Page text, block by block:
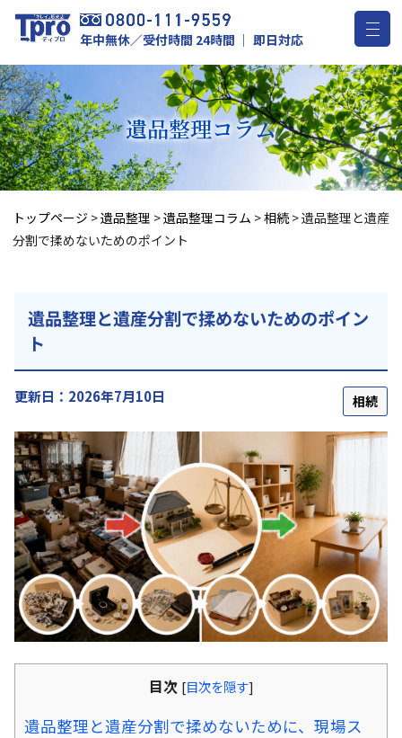
年中無休／受付時間 24時間 ｜ 即日対応
遺品整理コラム
トップページ >遺品整理 >遺品整理コラム >相続>遺品整理と遺産
分割で揉めないためのポイント
遺品整理と遺産分割で揉めないためのポイン
ト
更新日：2026年7月10日 相続
目次 [目次を隠す]
遺品整理と遺産分割で揉めないために、現場ス